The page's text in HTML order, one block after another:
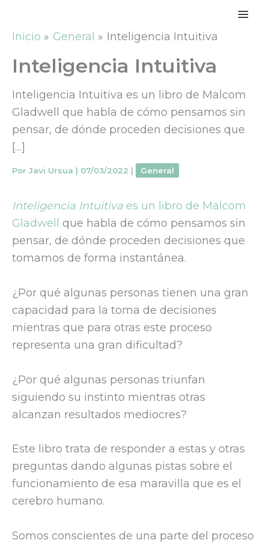
contenido
Inicio General Inteligencia Intuitiva
Inteligencia Intuitiva
Inteligencia Intuitiva es un libro de Malcom
Gladwell que habla de cómo pensamos sin
pensar, de dónde proceden decisiones que
[…]
Por Javi Ursua | 07/03/2022 | General
Inteligencia Intuitiva es un libro de Malcom
Gladwell
que habla de cómo pensamos sin
pensar, de dónde proceden decisiones que
tomamos de forma instantánea.
¿Por qué algunas personas tienen una gran
capacidad para la toma de decisiones
mientras que para otras este proceso
representa una gran dificultad?
¿Por qué algunas personas triunfan
siguiendo su instinto mientras otras
alcanzan resultados mediocres?
Este libro trata de responder a estas y otras
preguntas dando algunas pistas sobre el
funcionamiento de esa maravilla que es el
cerebro humano.
Somos conscientes de una parte del proceso